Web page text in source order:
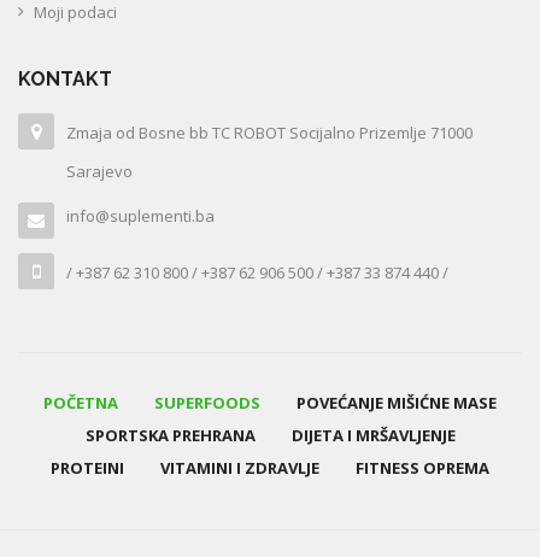
Moji podaci
KONTAKT
Zmaja od Bosne bb TC ROBOT Socijalno Prizemlje 71000
Sarajevo
info@suplementi.ba
/ +387 62 310 800 / +387 62 906 500 / +387 33 874 440 /
POČETNA SUPERFOODS
POVEĆANJE MIŠIĆNE MASE
SPORTSKA PREHRANA
DIJETA I MRŠAVLJENJE
PROTEINI
VITAMINI I ZDRAVLJE FITNESS OPREMA